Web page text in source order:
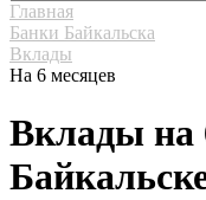
Главная
Банки Байкальска
Вклады
На 6 месяцев
Вклады на